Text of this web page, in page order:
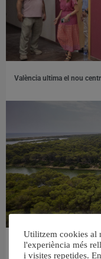
València ultima el nou
València retira prop de
Utilitzem cookies al
l'experiència més
i visites repetides.